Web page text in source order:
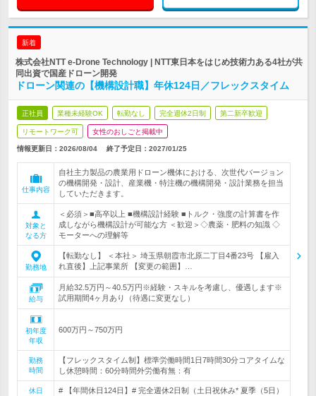
新着
株式会社NTT e-Drone Technology | NTT東日本をはじめ技術力ある4社が共
同出資で国産ドローン開発
ドローン関連の【機構設計職】年休124日／フレックスタイム
正社員 業種未経験OK 転勤なし 完全週休2日制 第二新卒歓迎
リモートワーク可 女性のおしごと掲載中
情報更新日：2026/08/04 終了予定日： 2027/01/25
仕事内容
自社主力製品の農業用ドローン機体における、次世代バージョン
の機構開発・設計、産業機・特注機の機構開発・設計業務を担当
していただきます。
対象と
なる方
＜必須＞■高卒以上 ■機構設計経験 ■トルク・強度の計算書を作
成しながら機構設計が可能な方 ＜歓迎＞◇農薬・肥料の知識 ◇
モーターへの理解等
勤務地
【転勤なし】 ＜本社＞ 埼玉県朝霞市北原二丁目4番23号 【雇入
れ直後】上記事業所 【変更の範囲】…
給与
月給32.5万円～40.5万円※経験・スキルを考慮し、優遇します※
試用期間4ヶ月あり（待遇に変更なし）
初年度
年収
600万円～750万円
勤務
時間
【フレックスタイム制】標準労働時間1日7時間30分コアタイムな
し休憩時間：60分時間外労働有無：有
休日
# 【年間休日124日】# 完全週休2日制（土日祝休み* 夏季（5日）